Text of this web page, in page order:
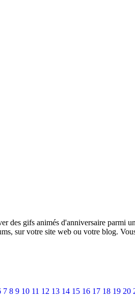
des gifs animés d'anniversaire parmi
sur votre site web ou votre blog.
7 8 9 10 11 12 13 14 15 16 17 18 19 20